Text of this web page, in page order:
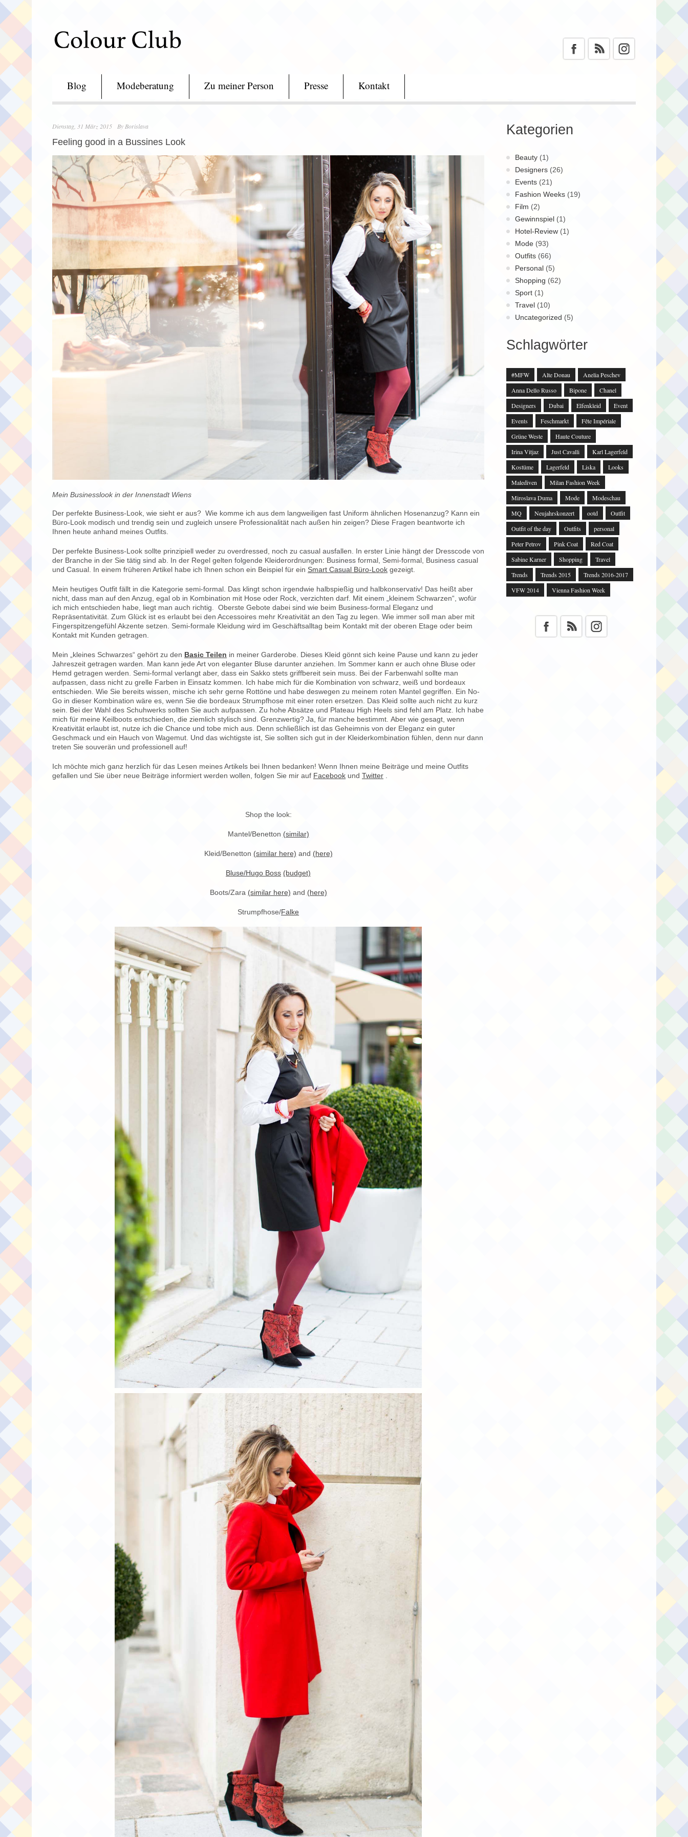
Blog Modeberatung Zu meiner Person Presse Kontakt
Dienstag, 31 März 2015 By Borislava
Feeling good in a Bussines Look
Mein Businesslook in der Innenstadt Wiens
Der perfekte Business-Look, wie sieht er aus? Wie komme ich aus dem langweiligen fast Uniform ähnlichen Hosenanzug? Kann ein
Büro-Look modisch und trendig sein und zugleich unsere Professionalität nach außen hin zeigen? Diese Fragen beantworte ich
Ihnen heute anhand meines Outfits.
Der perfekte Business-Look sollte prinzipiell weder zu overdressed, noch zu casual ausfallen. In erster Linie hängt der Dresscode von
der Branche in der Sie tätig sind ab. In der Regel gelten folgende Kleiderordnungen: Business formal, Semi-formal, Business casual
und Casual. In einem früheren Artikel habe ich Ihnen schon ein Beispiel für ein Smart Casual Büro-Look gezeigt.
Mein heutiges Outfit fällt in die Kategorie semi-formal. Das klingt schon irgendwie halbspießig und halbkonservativ! Das heißt aber
nicht, dass man auf den Anzug, egal ob in Kombination mit Hose oder Rock, verzichten darf. Mit einem „kleinem Schwarzen“, wofür
ich mich entschieden habe, liegt man auch richtig. Oberste Gebote dabei sind wie beim Business-formal Eleganz und
Repräsentativität. Zum Glück ist es erlaubt bei den Accessoires mehr Kreativität an den Tag zu legen. Wie immer soll man aber mit
Fingerspitzengefühl Akzente setzen. Semi-formale Kleidung wird im Geschäftsalltag beim Kontakt mit der oberen Etage oder beim
Kontakt mit Kunden getragen.
Mein „kleines Schwarzes“ gehört zu den Basic Teilen in meiner Garderobe. Dieses Kleid gönnt sich keine Pause und kann zu jeder
Jahreszeit getragen warden. Man kann jede Art von eleganter Bluse darunter anziehen. Im Sommer kann er auch ohne Bluse oder
Hemd getragen werden. Semi-formal verlangt aber, dass ein Sakko stets griffbereit sein muss. Bei der Farbenwahl sollte man
aufpassen, dass nicht zu grelle Farben in Einsatz kommen. Ich habe mich für die Kombination von schwarz, weiß und bordeaux
entschieden. Wie Sie bereits wissen, mische ich sehr gerne Rottöne und habe deswegen zu meinem roten Mantel gegriffen. Ein No-
Go in dieser Kombination wäre es, wenn Sie die bordeaux Strumpfhose mit einer roten ersetzen. Das Kleid sollte auch nicht zu kurz
sein. Bei der Wahl des Schuhwerks sollten Sie auch aufpassen. Zu hohe Absätze und Plateau High Heels sind fehl am Platz. Ich habe
mich für meine Keilboots entschieden, die ziemlich stylisch sind. Grenzwertig? Ja, für manche bestimmt. Aber wie gesagt, wenn
Kreativität erlaubt ist, nutze ich die Chance und tobe mich aus. Denn schließlich ist das Geheimnis von der Eleganz ein guter
Geschmack und ein Hauch von Wagemut. Und das wichtigste ist, Sie sollten sich gut in der Kleiderkombination fühlen, denn nur dann
treten Sie souverän und professionell auf!
Ich möchte mich ganz herzlich für das Lesen meines Artikels bei Ihnen bedanken! Wenn Ihnen meine Beiträge und meine Outfits
gefallen und Sie über neue Beiträge informiert werden wollen, folgen Sie mir auf Facebook und Twitter
Shop the look:
Mantel/Benetton (similar)
Kleid/Benetton (similar here) and (here)
Bluse/Hugo Boss (budget)
Boots/Zara (similar here) and (here)
Strumpfhose/Falke
Kategorien
Beauty (1)
Designers (26)
Events (21)
Fashion Weeks (19)
Film (2)
Gewinnspiel (1)
Hotel-Review (1)
Mode (93)
Outfits (66)
Personal (5)
Shopping (62)
Sport (1)
Travel (10)
Uncategorized (5)
Schlagwörter
#MFW Alte Donau
Anelia Peschev
Anna Dello Russo
Bipone
Chanel
Designers
Dubai Elfenkleid
Event
Events
Feschmarkt
Fête Impériale
Grüne Weste
Haute Couture
Irina Vitjaz
Just Cavalli
Karl Lagerfeld
Kostüme
Lagerfeld Liska
Looks
Malediven
Milan Fashion Week
Miroslava Duma
Mode
Modeschau
MQ
Neujahrskonzert ootd
Outfit
Outfit of the day
Outfits
personal
Peter Petrov
Pink Coat
Red Coat
Sabine Karner
Shopping
Travel
Trends
Trends 2015
Trends 2016-2017
VFW 2014
Vienna Fashion Week